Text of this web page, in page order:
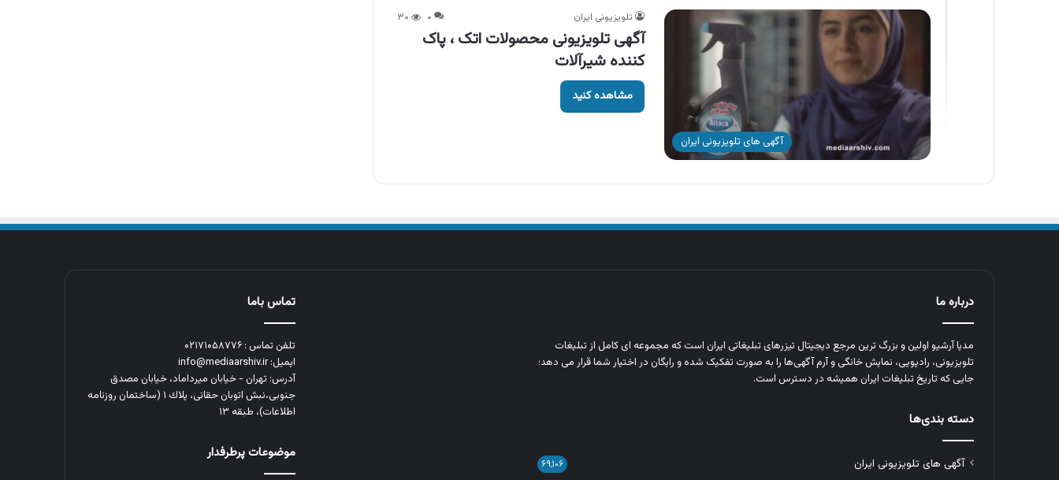
آگهی های تلویزیونی ایران
تلویزیونی ایران ۰ ۳۰
آگهی تلویزیونی محصولات اتک ، پاک
کننده شیرآلات
مشاهده کنید
درباره ما
مدیا آرشیو اولین و بزرگ‌ ترین مرجع دیجیتال تیزرهای تبلیغاتی ایران است که مجموعه‌ ای کامل از تبلیغات
تلویزیونی، رادیویی، نمایش خانگی و آرم‌ آگهی‌ها را به‌ صورت تفکیک‌ شده و رایگان در اختیار شما قرار می‌ دهد؛
جایی که تاریخ تبلیغات ایران همیشه در دسترس است.
دسته بندی‌ها
آگهی های تلویزیونی ایران ۶۹,۱۰۶
تماس باما
تلفن تماس : ۰۲۱۷۱۰۵۸۷۷۶
ایمیل: info@mediaarshiv.ir
آدرس: تهران - خیابان میرداماد، خیابان مصدق
جنوبی،نبش اتوبان حقانی، پلاك ١ (ساختمان روزنامه
اطلاعات)، طبقه ۱۳
موضوعات پرطرفدار